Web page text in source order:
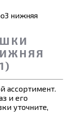
нижняя
ассортимент.
и его
уточните,